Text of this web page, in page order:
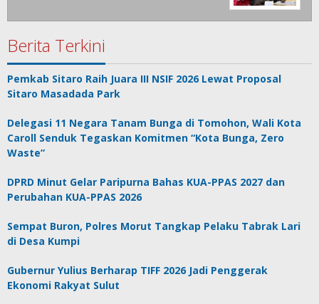
Berita Terkini
Pemkab Sitaro Raih Juara III NSIF 2026 Lewat Proposal
Sitaro Masadada Park
Delegasi 11 Negara Tanam Bunga di Tomohon, Wali Kota
Caroll Senduk Tegaskan Komitmen “Kota Bunga, Zero
Waste”
DPRD Minut Gelar Paripurna Bahas KUA-PPAS 2027 dan
Perubahan KUA-PPAS 2026
Sempat Buron, Polres Morut Tangkap Pelaku Tabrak Lari
di Desa Kumpi
Gubernur Yulius Berharap TIFF 2026 Jadi Penggerak
Ekonomi Rakyat Sulut